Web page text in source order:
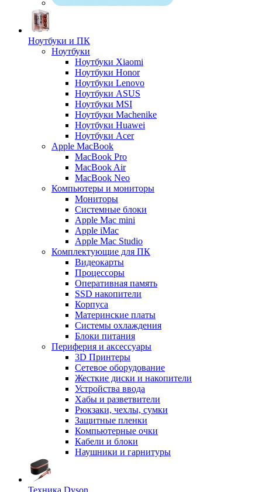
Ноутбуки и ПК
Ноутбуки
Ноутбуки Xiaomi
Ноутбуки Honor
Ноутбуки Lenovo
Ноутбуки ASUS
Ноутбуки MSI
Ноутбуки Machenike
Ноутбуки Huawei
Ноутбуки Acer
Apple MacBook
MacBook Pro
MacBook Air
MacBook Neo
Компьютеры и мониторы
Мониторы
Системные блоки
Apple Mac mini
Apple iMac
Apple Mac Studio
Комплектующие для ПК
Видеокарты
Процессоры
Оперативная память
SSD накопители
Корпуса
Материнские платы
Системы охлаждения
Блоки питания
Периферия и аксессуары
3D Принтеры
Сетевое оборудование
Жесткие диски и накопители
Устройства ввода
Хабы и разветвители
Рюкзаки, чехлы, сумки
Защитные пленки
Компьютерные очки
Кабели и блоки
Наушники и гарнитуры
Техника Dyson